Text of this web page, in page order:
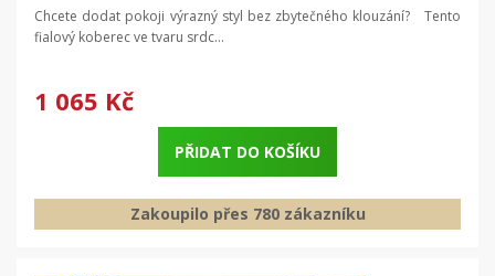
Chcete dodat pokoji výrazný styl bez zbytečného klouzání? Tento
fialový koberec ve tvaru srdc...
1 065 Kč
PŘIDAT DO KOŠÍKU
Zakoupilo přes 780 zákazníku